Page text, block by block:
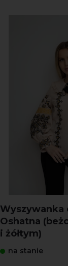
Wyszywanka
Oshatna
i żółtym)
na stanie